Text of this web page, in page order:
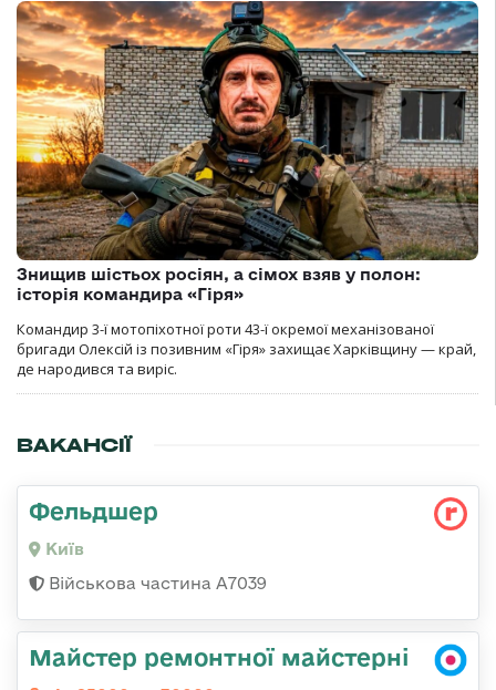
Знищив шістьох росіян, а сімох взяв у полон:
історія командира «Гіря»
Командир 3-ї мотопіхотної роти 43-ї окремої механізованої
бригади Олексій із позивним «Гіря» захищає Харківщину — край,
де народився та виріс.
ВАКАНСІЇ
Фельдшер
Київ
Військова частина А7039
Майстер ремонтної майстерні